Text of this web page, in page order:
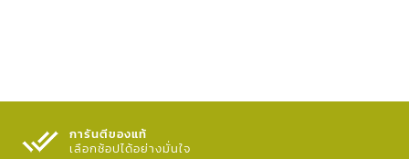
การันตีของแท้
เลือกช้อปได้อย่างมั่นใจ​